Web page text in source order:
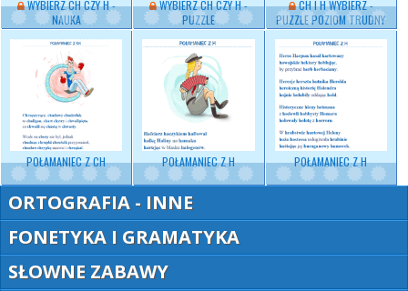
WYBIERZCH CZY H-
NAUKA
WYBIERZ CH CZY H -
PUZZLE
CH I H WYBIERZ -
PUZZLE POZIOM TRUDNY
POŁAMANIEC Z CH POŁAMANIEC Z H POŁAMANIEC Z H
ORTOGRAFIA - INNE
FONETYKA I GRAMATYKA
SŁOWNE ZABAWY